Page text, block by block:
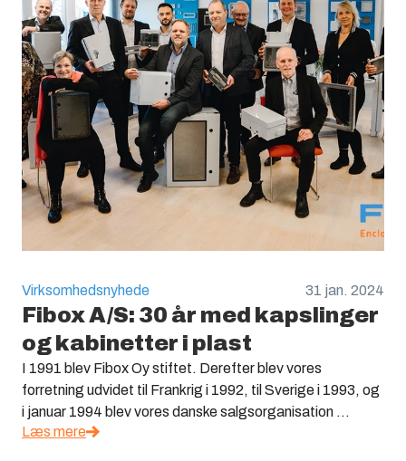
Virksomhedsnyhede 31 jan. 2024
Fibox A/S: 30 år med kapslinger
og kabinetter i plast
I 1991 blev Fibox Oy stiftet. Derefter blev vores
forretning udvidet til Frankrig i 1992, til Sverige i 1993, og
i januar 1994 blev vores danske salgsorganisation ...
Læs mere